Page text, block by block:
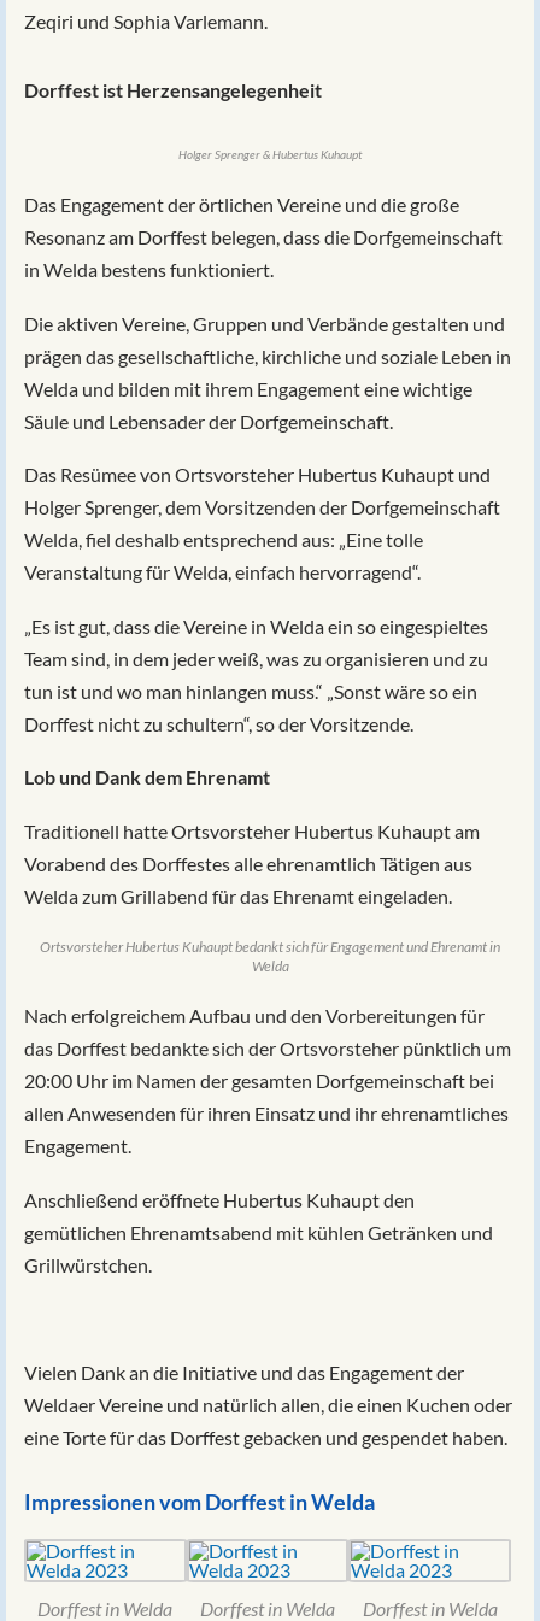
Zeqiri und Sophia Varlemann.
Dorffest ist Herzensangelegenheit
Holger Sprenger & Hubertus Kuhaupt
Das Engagement der örtlichen Vereine und die große
Resonanz am Dorffest belegen, dass die Dorfgemeinschaft
in Welda bestens funktioniert.
Die aktiven Vereine, Gruppen und Verbände gestalten und
prägen das gesellschaftliche, kirchliche und soziale Leben in
Welda und bilden mit ihrem Engagement eine wichtige
Säule und Lebensader der Dorfgemeinschaft.
Das Resümee von Ortsvorsteher Hubertus Kuhaupt und
Holger Sprenger, dem Vorsitzenden der Dorfgemeinschaft
Welda, fiel deshalb entsprechend aus: „Eine tolle
Veranstaltung für Welda, einfach hervorragend“.
„Es ist gut, dass die Vereine in Welda ein so eingespieltes
Team sind, in dem jeder weiß, was zu organisieren und zu
tun ist und wo man hinlangen muss.“ „Sonst wäre so ein
Dorffest nicht zu schultern“, so der Vorsitzende.
Lob und Dank dem Ehrenamt
Traditionell hatte Ortsvorsteher Hubertus Kuhaupt am
Vorabend des Dorffestes alle ehrenamtlich Tätigen aus
Welda zum Grillabend für das Ehrenamt eingeladen.
Ortsvorsteher Hubertus Kuhaupt bedankt sich für Engagement und Ehrenamt in
Welda
Nach erfolgreichem Aufbau und den Vorbereitungen für
das Dorffest bedankte sich der Ortsvorsteher pünktlich um
20:00 Uhr im Namen der gesamten Dorfgemeinschaft bei
allen Anwesenden für ihren Einsatz und ihr ehrenamtliches
Engagement.
Anschließend eröffnete Hubertus Kuhaupt den
gemütlichen Ehrenamtsabend mit kühlen Getränken und
Grillwürstchen.
Vielen Dank an die Initiative und das Engagement der
Weldaer Vereine und natürlich allen, die einen Kuchen oder
eine Torte für das Dorffest gebacken und gespendet haben.
Impressionen vom Dorffest in Welda
Dorffest in Welda
Dorffest in Welda
Dorffest in Welda